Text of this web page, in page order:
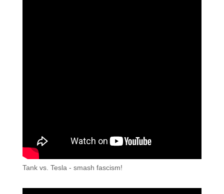
Tank vs. Tesla - smash fascism!